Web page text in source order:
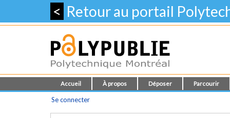
< Retour au portail
Accueil À propos Déposer Parcourir
Se connecter